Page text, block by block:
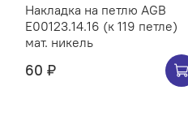
Накладка на петлю AGB
E00123.14.16 (к 119 петле)
мат. никель
60 ₽